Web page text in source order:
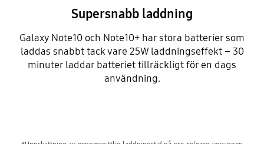
Supersnabb laddning
Galaxy Note10 och Note10+ har stora batterier som
laddas snabbt tack vare 25W laddningseffekt – 30
minuter laddar batteriet tillräckligt för en dags
användning.